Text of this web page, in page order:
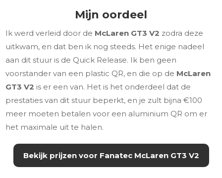
Mijn oordeel
Ik werd verleid door de McLaren GT3 V2 zodra deze
uitkwam, en dat ben ik nog steeds. Het enige nadeel
aan dit stuur is de Quick Release. Ik ben geen
voorstander van een plastic QR, en die op de McLaren
GT3 V2 is er een van. Het is het onderdeel dat de
prestaties van dit stuur beperkt, en je zult bijna €100
meer moeten betalen voor een aluminium QR om er
het maximale uit te halen.
Bekijk prijzen voor Fanatec McLaren GT3 V2